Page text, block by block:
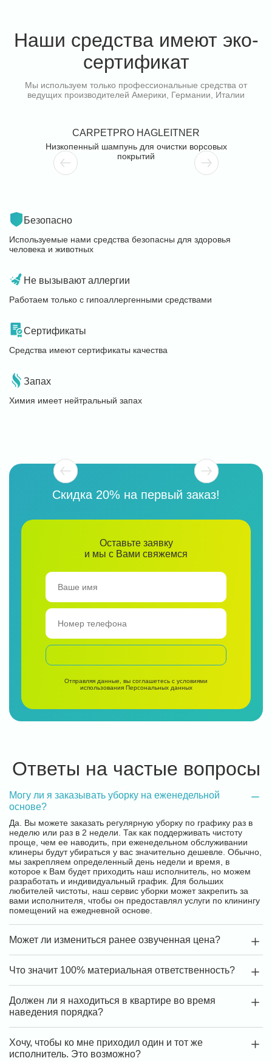
Наши средства имеют эко-
сертификат
Мы используем только профессиональные средства от
ведущих производителей Америки, Германии, Италии
CARPETPRO HAGLEITNER
Низкопенный шампунь для очистки ворсовых
покрытий
Безопасно
Используемые нами средства безопасны для здоровья
человека и животных
Не вызывают аллергии
Работаем только с гипоаллергенными средствами
Сертификаты
Средства имеют сертификаты качества
Запах
Химия имеет нейтральный запах
Скидка 20% на первый заказ!
Оставьте заявку
и мы с Вами свяжемся
Отправляя данные, вы соглашетесь с условиями
использования Персональных данных
Ответы на частые вопросы
Могу ли я заказывать уборку на еженедельной
основе?
Да. Вы можете заказать регулярную уборку по графику раз в
неделю или раз в 2 недели. Так как поддерживать чистоту
проще, чем ее наводить, при еженедельном обслуживании
клинеры будут убираться у вас значительно дешевле. Обычно,
мы закрепляем определенный день недели и время, в
которое к Вам будет приходить наш исполнитель, но можем
разработать и индивидуальный график. Для больших
любителей чистоты, наш сервис уборки может закрепить за
вами исполнителя, чтобы он предоставлял услуги по клинингу
помещений на ежедневной основе.
Может ли измениться ранее озвученная цена?
Что значит 100% материальная ответственность?
Должен ли я находиться в квартире во время
наведения порядка?
Хочу, чтобы ко мне приходил один и тот же
исполнитель. Это возможно?